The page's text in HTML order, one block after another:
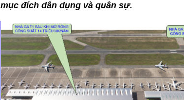
mục đích dân dụng và quân sự.